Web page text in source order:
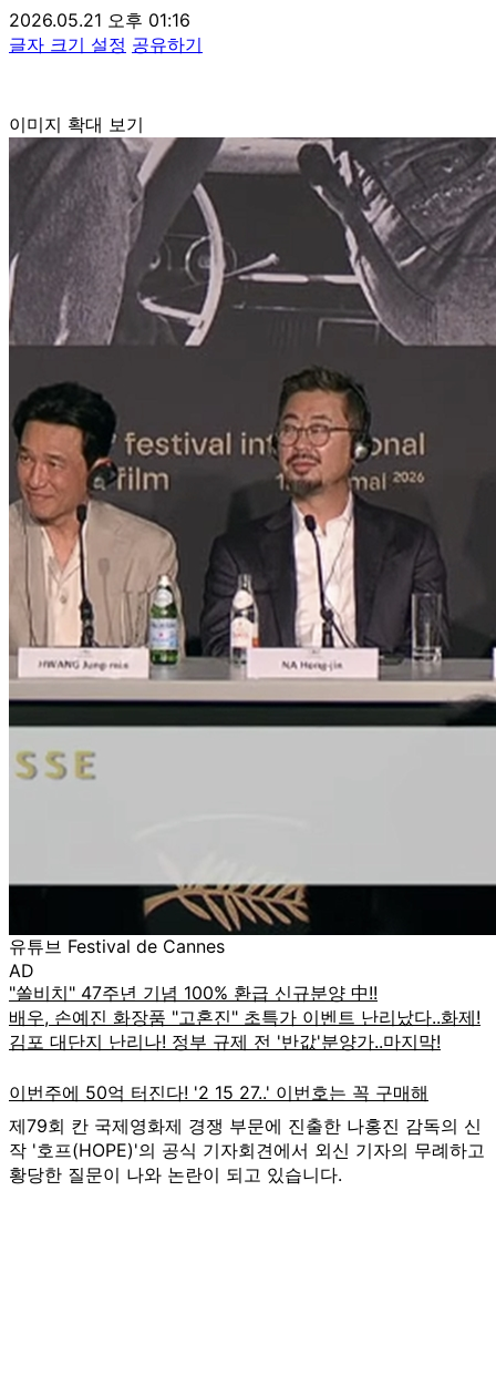
2026.05.21 오후 01:16
글자 크기 설정 공유하기
이미지 확대 보기
유튜브 Festival de Cannes
AD
제79회 칸 국제영화제 경쟁 부문에 진출한 나홍진 감독의 신
작 '호프(HOPE)'의 공식 기자회견에서 외신 기자의 무례하고
황당한 질문이 나와 논란이 되고 있습니다.